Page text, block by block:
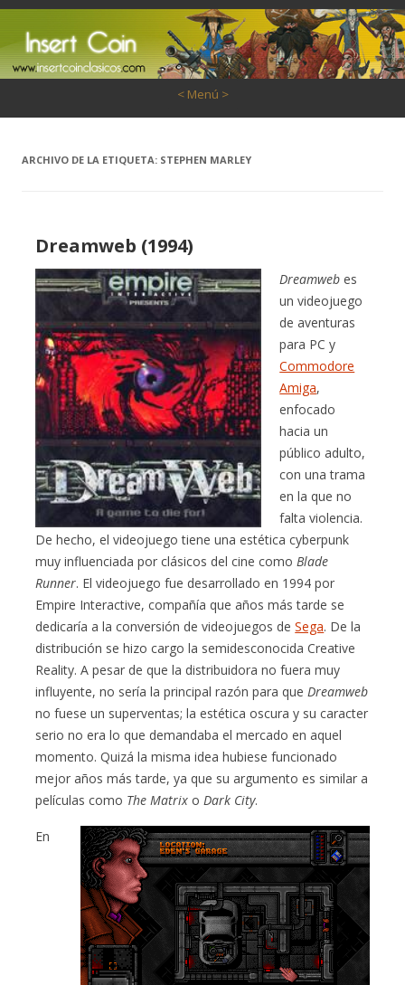
< Menú >
ARCHIVO DE LA ETIQUETA: STEPHEN MARLEY
Dreamweb (1994)
Dreamweb es
un videojuego
de aventuras
para PC y
Commodore
Amiga,
enfocado
hacia un
público adulto,
con una trama
en la que no
falta violencia.
De hecho, el videojuego tiene una estética cyberpunk
muy influenciada por clásicos del cine como Blade
Runner. El videojuego fue desarrollado en 1994 por
Empire Interactive, compañía que años más tarde se
dedicaría a la conversión de videojuegos deSega. De la
distribución se hizo cargo la semidesconocida Creative
Reality. A pesar de que la distribuidora no fuera muy
influyente, no sería la principal razón para que Dreamweb
no fuese un superventas; la estética oscura y su caracter
serio no era lo que demandaba el mercado en aquel
momento. Quizá la misma idea hubiese funcionado
mejor años más tarde, ya que su argumento es similar a
películas como The Matrix o Dark City.
En